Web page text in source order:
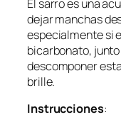
El sarro es una
dejar manchas
especialmente si
bicarbonato,
descomponer
brille.
Instrucciones: